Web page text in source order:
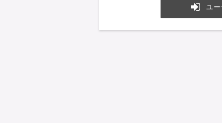
ユ